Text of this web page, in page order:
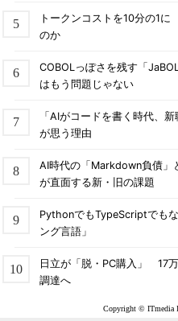
トークンコストを10分の1
のか
COBOLっぽさを残す「
はもう問題じゃない
「AIがコードを書く時代、
が思う理由
AI時代の「Markdown負債」
が直面する新・旧の課題
PythonでもTypeScriptでも
ング言語」
日立が「脱・PC購入」 17
調達へ
Copyright © ITmedia